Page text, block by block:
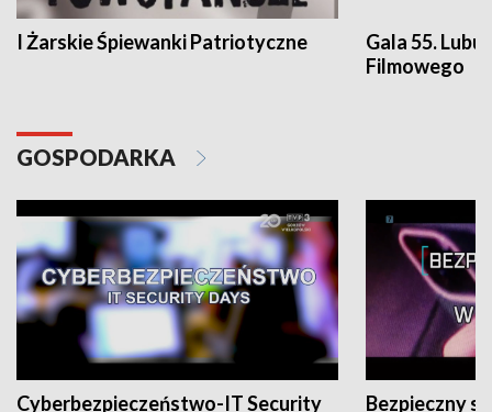
I Żarskie Śpiewanki Patriotyczne
Gala 55.
Filmowego
GOSPODARKA
Cyberbezpieczeństwo-IT Security
Bezpieczny